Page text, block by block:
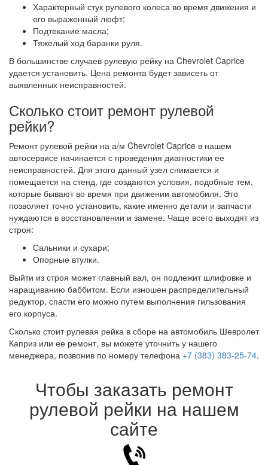
Характерный стук рулевого колеса во время движения и
его выраженный люфт;
Подтекание масла;
Тяжелый ход баранки руля.
В большинстве случаев рулевую рейку на Chevrolet Caprice
удается установить. Цена ремонта будет зависеть от
выявленных неисправностей.
Сколько стоит ремонт рулевой
рейки?
Ремонт рулевой рейки на а/м Chevrolet Caprice в нашем
автосервисе начинается с проведения диагностики ее
неисправностей. Для этого данный узел снимается и
помещается на стенд, где создаются условия, подобные тем,
которые бывают во время при движении автомобиля. Это
позволяет точно установить, какие именно детали и запчасти
нуждаются в восстановлении и замене. Чаще всего выходят из
строя:
Сальники и сухари;
Опорные втулки.
Выйти из строя может главный вал, он подлежит шлифовке и
наращиванию баббитом. Если изношен распределительный
редуктор, спасти его можно путем выполнения гильзования
его корпуса.
Сколько стоит рулевая рейка в сборе на автомобиль Шевролет
Каприз или ее ремонт, вы можете уточнить у нашего
менеджера, позвонив по номеру телефона +7 (383) 383-25-74.
Чтобы заказать ремонт
рулевой рейки на нашем
сайте